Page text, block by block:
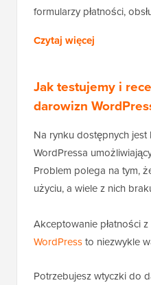
formularzy płatności,
Czytaj więcej
Jak testujemy i
darowizn
Na rynku dostępnych
WordPressa
Problem polega na tym,
użyciu, a wiele z nich
Akceptowanie płatności
WordPressto niezwykle
Potrzebujesz wtyczki do